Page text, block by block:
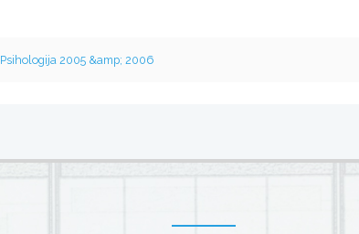
Psihologija 2005 &amp; 2006